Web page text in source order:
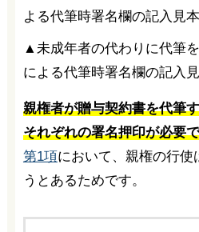
▲未成年者の代わりに代筆
による代筆時署名欄の記入
親権者が贈与契約書を代筆
それぞれの署名押印が必要
第1項において、親権の行
うとあるためです。